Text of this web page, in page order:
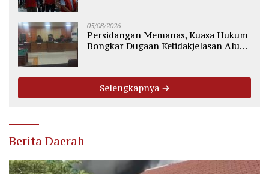
05/08/2026
Persidangan Memanas, Kuasa Hukum
Bongkar Dugaan Ketidakjelasan Alur
Selengkapnya
Berita Daerah